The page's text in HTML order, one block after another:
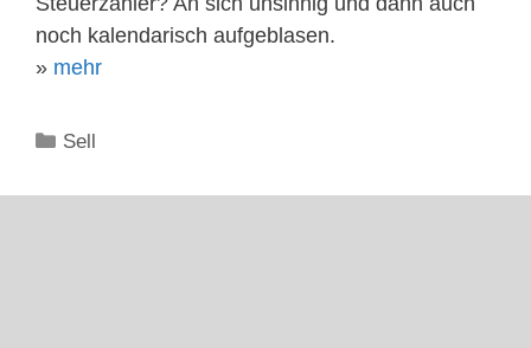
noch kalendarisch aufgeblasen.
» mehr
Kategorien
Sell